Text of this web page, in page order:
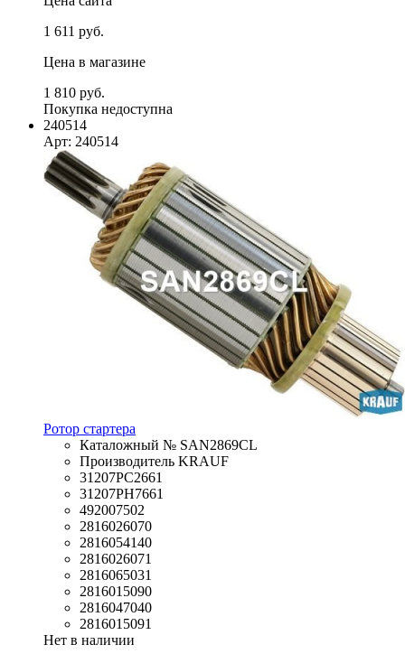
1 611 руб.
Цена в магазине
1 810 руб.
Покупка недоступна
240514
Арт: 240514
Ротор стартера
Каталожный № SAN2869CL
Производитель KRAUF
31207PC2661
31207PH7661
492007502
2816026070
2816054140
2816026071
2816065031
2816015090
2816047040
2816015091
Нет в наличии